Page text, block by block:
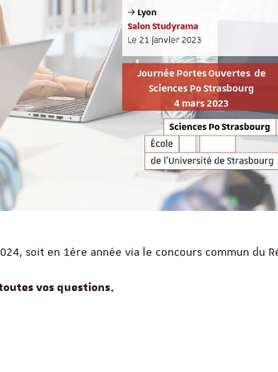
soit en 1ère année via le concours commun du
vos questions.